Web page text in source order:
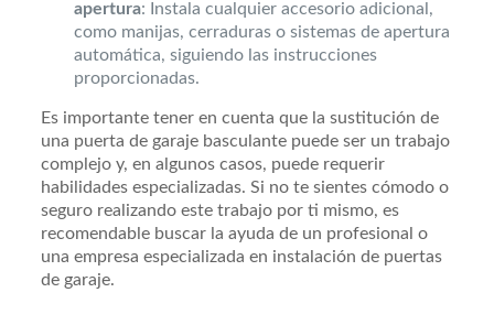
apertura: Instala cualquier accesorio adicional,
como manijas, cerraduras o sistemas de apertura
automática, siguiendo las instrucciones
proporcionadas.
Es importante tener en cuenta que la sustitución de
una puerta de garaje basculante puede ser un trabajo
complejo y, en algunos casos, puede requerir
habilidades especializadas. Si no te sientes cómodo o
seguro realizando este trabajo por ti mismo, es
recomendable buscar la ayuda de un profesional o
una empresa especializada en instalación de puertas
de garaje.